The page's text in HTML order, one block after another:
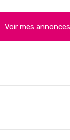
Voir mes annonces